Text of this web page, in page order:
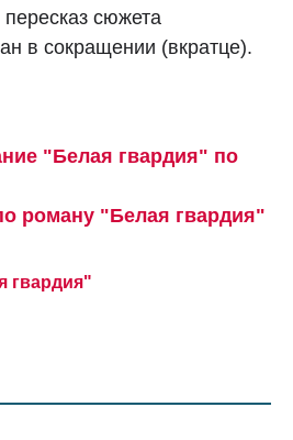
пересказ сюжета
в сокращении (вкратце).
"Белая гвардия" по
роману "Белая гвардия"
гвардия"